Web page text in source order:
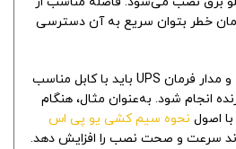
خطر بتوان سریع به آن دسترسی
مسیر سیم‌کشی بین دکمه و مدار فرمان UPS باید با کابل مناسب
انجام شود. به‌عنوان مثال، هنگام
اصول نحوه سیم کشی یو پی اس
سرعت و صحت نصب را افزایش دهد.